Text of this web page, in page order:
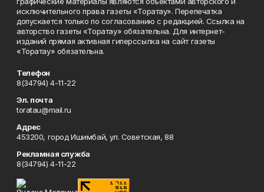
исключительного права газеты «Торатау». Перепечатка
допускается только по согласованию с редакцией. Ссылка на
авторство газеты «Торатау» обязательна. Для интернет-
изданий прямая активная гиперссылка на сайт газеты
«Торатау» обязательна.
Телефон
8(34794) 4-11-22
Эл. почта
toratau@mail.ru
Адрес
453200, город Ишимбай, ул. Советская, 88
Рекламная служба
8(34794) 4-11-22